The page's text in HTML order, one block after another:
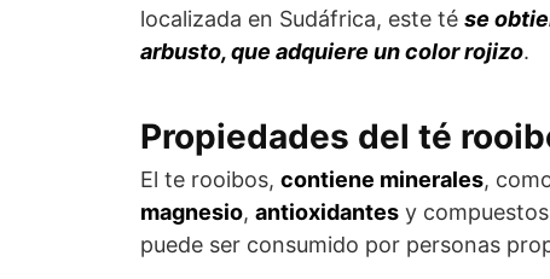
localizada en Sudáfrica, este té se
arbusto, que adquiere un color rojizo.
Propiedades del té
El te rooibos, contiene minerales,
magnesio, antioxidantes y compuestos
puede ser consumido por personas